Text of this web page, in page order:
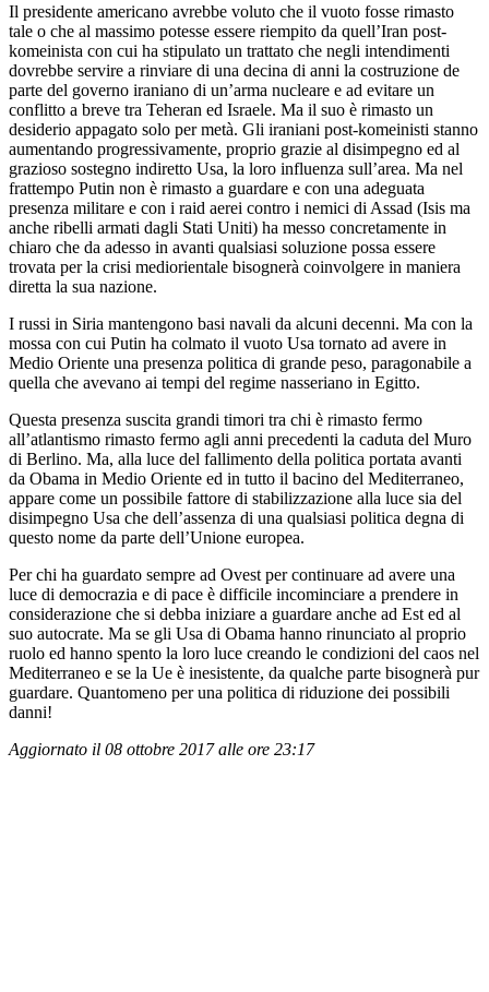
Il presidente americano avrebbe voluto che il vuoto fosse rimasto
tale o che al massimo potesse essere riempito da quell’Iran post-
komeinista con cui ha stipulato un trattato che negli intendimenti
dovrebbe servire a rinviare di una decina di anni la costruzione de
parte del governo iraniano di un’arma nucleare e ad evitare un
conflitto a breve tra Teheran ed Israele. Ma il suo è rimasto un
desiderio appagato solo per metà. Gli iraniani post-komeinisti stanno
aumentando progressivamente, proprio grazie al disimpegno ed al
grazioso sostegno indiretto Usa, la loro influenza sull’area. Ma nel
frattempo Putin non è rimasto a guardare e con una adeguata
presenza militare e con i raid aerei contro i nemici di Assad (Isis ma
anche ribelli armati dagli Stati Uniti) ha messo concretamente in
chiaro che da adesso in avanti qualsiasi soluzione possa essere
trovata per la crisi mediorientale bisognerà coinvolgere in maniera
diretta la sua nazione.
I russi in Siria mantengono basi navali da alcuni decenni. Ma con la
mossa con cui Putin ha colmato il vuoto Usa tornato ad avere in
Medio Oriente una presenza politica di grande peso, paragonabile a
quella che avevano ai tempi del regime nasseriano in Egitto.
Questa presenza suscita grandi timori tra chi è rimasto fermo
all’atlantismo rimasto fermo agli anni precedenti la caduta del Muro
di Berlino. Ma, alla luce del fallimento della politica portata avanti
da Obama in Medio Oriente ed in tutto il bacino del Mediterraneo,
appare come un possibile fattore di stabilizzazione alla luce sia del
disimpegno Usa che dell’assenza di una qualsiasi politica degna di
questo nome da parte dell’Unione europea.
Per chi ha guardato sempre ad Ovest per continuare ad avere una
luce di democrazia e di pace è difficile incominciare a prendere in
considerazione che si debba iniziare a guardare anche ad Est ed al
suo autocrate. Ma se gli Usa di Obama hanno rinunciato al proprio
ruolo ed hanno spento la loro luce creando le condizioni del caos nel
Mediterraneo e se la Ue è inesistente, da qualche parte bisognerà pur
guardare. Quantomeno per una politica di riduzione dei possibili
danni!
Aggiornato il 08 ottobre 2017 alle ore 23:17